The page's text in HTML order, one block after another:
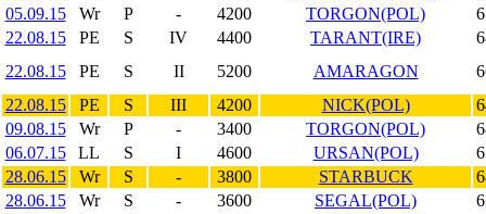
05.09.15
Wr P - 4200 TORGON(POL)
22.08.15
PE S IV 4400 TARANT(IRE)
22.08.15
PE S II 5200 AMARAGON
22.08.15
PE S III 4200 NICK(POL)
09.08.15
Wr P - 3400 TORGON(POL)
06.07.15
LL S I 4600 URSAN(POL)
28.06.15
Wr S - 3800 STARBUCK
28.06.15
Wr S - 3600 SEGAL(POL)